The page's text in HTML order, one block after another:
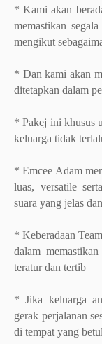
* Kami akan
memastikan
mengikut
* Dan kami akan
ditetapkan dalam
* Pakej ini khusus
keluarga tidak
* Emcee Adam
luas, versatile
suara yang jelas
* Keberadaan
dalam
teratur dan tertib
* Jika keluarga
gerak perjalanan
di tempat yang